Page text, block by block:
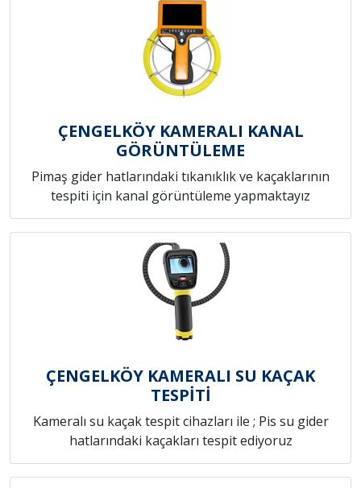
ÇENGELKÖY KAMERALI KANAL
GÖRÜNTÜLEME
Pimaş gider hatlarındaki tıkanıklık ve kaçaklarının
tespiti için kanal görüntüleme yapmaktayız
ÇENGELKÖY KAMERALI SU KAÇAK
TESPİTİ
Kameralı su kaçak tespit cihazları ile ; Pis su gider
hatlarındaki kaçakları tespit ediyoruz